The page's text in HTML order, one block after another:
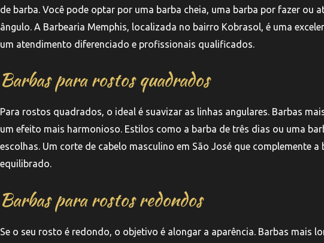
de barba. Você pode optar por uma barba cheia, uma barba por fazer ou
ângulo. A Barbearia Memphis, localizada no bairro Kobrasol, é uma
um atendimento diferenciado e profissionais qualificados.
Barbas para rostos quadrados
Para rostos quadrados, o ideal é suavizar as linhas angulares. Barbas
um efeito mais harmonioso. Estilos como a barba de três dias ou uma
escolhas. Um corte de cabelo masculino em São José que complemente
equilibrado.
Barbas para rostos redondos
Se o seu rosto é redondo, o objetivo é alongar a aparência. Barbas mais